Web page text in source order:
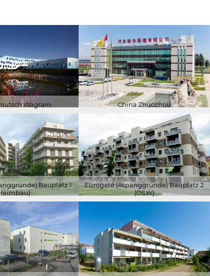
Wagram China Zhuozhou
Bauplatz 1
Eurogate (Aspanggründe) Bauplatz 2
(ÖSW)